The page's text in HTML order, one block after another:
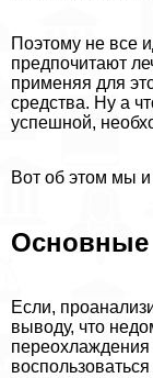
Поэтому не все
предпочитают
применяя для
средства. Ну а
успешной,
Вот об этом мы
Основные
Если,
выводу, что